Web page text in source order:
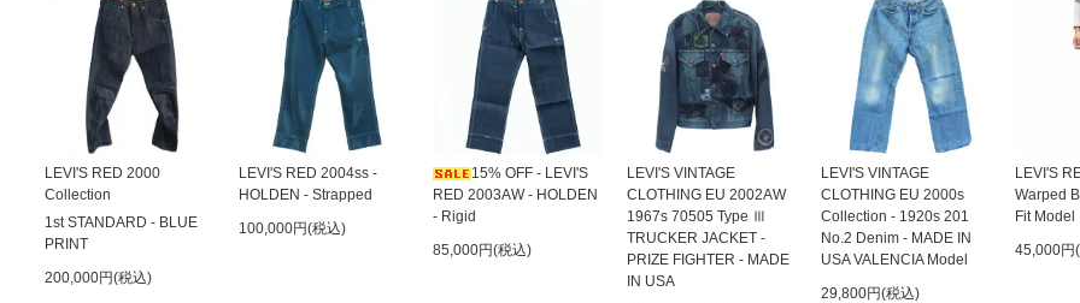
LEVI'S RED 2000
Collection
1st STANDARD - BLUE
PRINT
200,000円(税込)
LEVI'S RED 2004ss -
HOLDEN - Strapped
100,000円(税込)
15% OFF - LEVI'S
RED 2003AW - HOLDEN
- Rigid
85,000円(税込)
LEVI'S VINTAGE
CLOTHING EU 2002AW
1967s 70505 Type Ⅲ
TRUCKER JACKET -
PRIZE FIGHTER - MADE
IN USA
LEVI'S VINTAGE
CLOTHING EU 2000s
Collection - 1920s 201
No.2 Denim - MADE IN
USA VALENCIA Model
29,800円(税込)
LEVI'S
Warped
Fit Model
45,000円